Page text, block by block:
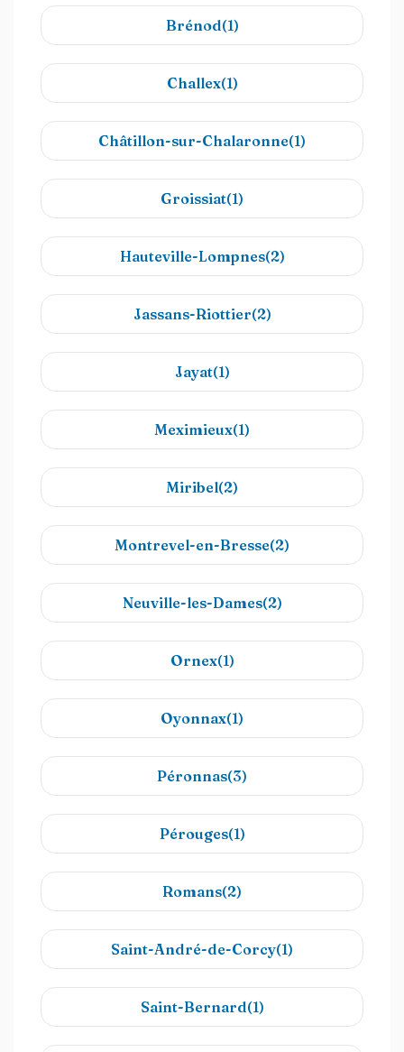
Brénod(1)
Challex(1)
Châtillon-sur-Chalaronne(1)
Groissiat(1)
Hauteville-Lompnes(2)
Jassans-Riottier(2)
Jayat(1)
Meximieux(1)
Miribel(2)
Montrevel-en-Bresse(2)
Neuville-les-Dames(2)
Ornex(1)
Oyonnax(1)
Péronnas(3)
Pérouges(1)
Romans(2)
Saint-André-de-Corcy(1)
Saint-Bernard(1)